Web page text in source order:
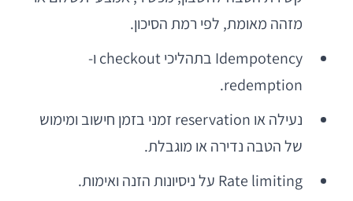
מזהה מאומת, לפי רמת הסיכון.
Idempotency בתהליכי checkout ו-
redemption.
נעילה או reservation זמני בזמן חישוב ומימוש
של הטבה נדירה או מוגבלת.
Rate limiting על ניסיונות הזנה ואימות.